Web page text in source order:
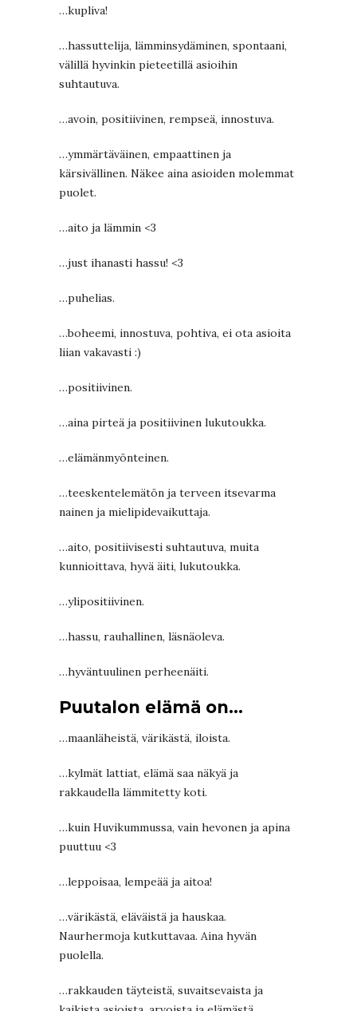
…kupliva!
…hassuttelija, lämminsydäminen, spontaani,
välillä hyvinkin pieteetillä asioihin
suhtautuva.
…avoin, positiivinen, rempseä, innostuva.
…ymmärtäväinen, empaattinen ja
kärsivällinen. Näkee aina asioiden molemmat
puolet.
…aito ja lämmin <3
…just ihanasti hassu! <3
…puhelias.
…boheemi, innostuva, pohtiva, ei ota asioita
liian vakavasti :)
…positiivinen.
…aina pirteä ja positiivinen lukutoukka.
…elämänmyönteinen.
…teeskentelemätön ja terveen itsevarma
nainen ja mielipidevaikuttaja.
…aito, positiivisesti suhtautuva, muita
kunnioittava, hyvä äiti, lukutoukka.
…ylipositiivinen.
…hassu, rauhallinen, läsnäoleva.
…hyväntuulinen perheenäiti.
Puutalon elämä on…
…maanläheistä, värikästä, iloista.
…kylmät lattiat, elämä saa näkyä ja
rakkaudella lämmitetty koti.
…kuin Huvikummussa, vain hevonen ja apina
puuttuu <3
…leppoisaa, lempeää ja aitoa!
…värikästä, eläväistä ja hauskaa.
Naurhermoja kutkuttavaa. Aina hyvän
puolella.
…rakkauden täyteistä, suvaitsevaista ja